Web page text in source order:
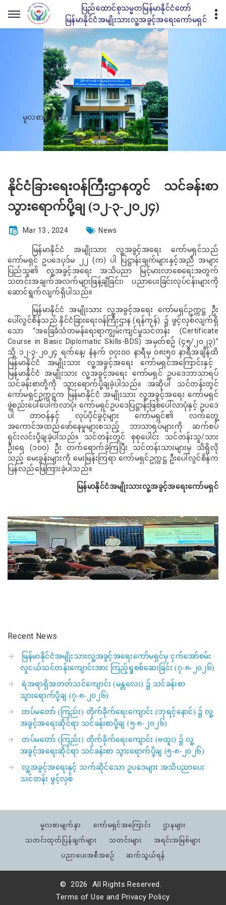
ပြည်ထောင်စုသမ္မတမြန်မာနိုင်ငံတော်
မြန်မာနိုင်ငံအမျိုးသားလူ့အခွင့်အရေးကော်မရှင်
မူလစာမျက်နှာ သတင်းများ
နိုင်ငံခြားရေးဝန်ကြီးဌာနတွင် သင်ခန်းစာ
သွားရောက်ပို့ချ (၁၂-၃-၂၀၂၄)
Mar 13 , 2024 News
မြန်မာနိုင်ငံ အမျိုးသား လူ့အခွင့်အရေး ကော်မရှင်သည်
ကော်မရှင် ဥပဒေပုဒ်မ ၂၂ (က) ပါ ပြဋ္ဌာန်းချက်များနှင့်အညီ အများ
ပြည်သူ၏ လူ့အခွင့်အရေး အသိပညာ မြင့်မားလာစေရေးအတွက်
သတင်းအချက်အလက်များဖြန့်ချိခြင်း၊ ပညာပေးခြင်းလုပ်ငန်းများကို
ဆောင်ရွက်လျက်ရှိပါသည်။
မြန်မာနိုင်ငံ အမျိုးသား လူ့အခွင့်အရေး ကော်မရှင်ဥက္ကဋ္ဌ ဦး
ပေါ်လွင်စိန်သည် နိုင်ငံခြားရေးဝန်ကြီးဌာန (ရန်ကုန်) ၌ ဖွင့်လှစ်လျက်ရှိ
သော “အခြေခံသံတမန်ရေးရာကျွမ်းကျင်မှုသင်တန်း (Certificate
Course in Basic Diplomatic Skills-BDS) အမှတ်စဥ် (၄၅/၂၀၂၃)”
သို့ ၁၂-၃-၂၀၂၄ ရက်နေ့၊ နံနက် ၀၇း၀၀ နာရီမှ ၀၈း၅၀ နာရီအချိန်ထိ
မြန်မာနိုင်ငံ အမျိုးသား လူ့အခွင့်အရေး ကော်မရှင်အကြောင်းနှင့်
မြန်မာနိုင်ငံ အမျိုးသား လူ့အခွင့်အရေး ကော်မရှင် ဥပဒေဘာသာရပ်
သင်ခန်းစာတို့ကို သွားရောက်ပို့ချခဲ့ပါသည်။ အဆိုပါ သင်တန်းတွင်
ကော်မရှင်ဥက္ကဋ္ဌက မြန်မာနိုင်ငံ အမျိုးသား လူ့အခွင့်အရေး ကော်မရှင်
ဖွဲ့စည်းပေါ်ပေါက်လာပုံ၊ ကော်မရှင်ဥပဒေပြဋ္ဌာန်းဖြစ်ပေါ်လာပုံနှင့် ဥပဒေ
ပါ တာဝန်နှင့် လုပ်ပိုင်ခွင့်များ ကော်မရှင်၏ လက်တွေ့
အကောင်အထည်ဖော်နေမှုများစသည့် ဘာသာရပ်များကို ဆက်စပ်
ရှင်းလင်းပို့ချခဲ့ပါသည်။ သင်တန်းတွင် စုစုပေါင်း သင်တန်းသူ/သား
ဦးရေ (၁၀၀) ဦး တက်ရောက်ခဲ့ကြပြီး သင်တန်းသားများမှ သိရှိလို
သည့် မေးခွန်းများကို မေးမြန်းကြရာ ကော်မရှင်ဥက္ကဋ္ဌ ဦးပေါ်လွင်စိန်က
ပြန်လည်ဖြေကြားခဲ့ပါသည်။
မြန်မာနိုင်ငံအမျိုးသားလူ့အခွင့်အရေးကော်မရှင်
Recent News
မြန်မာနိုင်ငံအမျိုးသားလူ့အခွင့်အရေးကော်မရှင်မှ ငှက်အော်စမ်း
လူငယ်သင်တန်းကျောင်းအား ကြည့်ရှုစစ်ဆေးခြင်း (၇-၈-၂၀၂၆)
ရဲအရာရှိအတတ်သင်ကျောင်း (မန္တလေး) ၌ သင်ခန်းစာ
သွားရောက်ပို့ချ (၇-၈-၂၀၂၆)
တပ်မတော် (ကြည်း) တိုက်ခိုက်ရေးကျောင်း (ဘုရင့်နောင်) ၌ လူ့
အခွင့်အရေးဆိုင်ရာ သင်ခန်းစာပို့ချ (၅-၈-၂၀၂၆)
တပ်မတော် (ကြည်း) တိုက်ခိုက်ရေးကျောင်း (ဗထူး) ၌ လူ့
အခွင့်အရေးဆိုင်ရာ သင်ခန်းစာ သွားရောက်ပို့ချ (၅-၈-၂၀၂၆)
လူ့အခွင့်အရေးနှင့် သက်ဆိုင်သော ဥပဒေများ အသိပညာပေး
သင်တန်း ဖွင့်လှစ်
မူလစာမျက်နှာ ကော်မရှင်အကြောင်း
ဌာနများ
သတင်းထုတ်ပြန်ချက်များ
သတင်းများ
အရင်းအမြစ်များ
ပညာပေးအစီအစဉ်
ဆက်သွယ်ရန်
© 2026
All Rights Reserved.
Terms of Use and Privacy Policy